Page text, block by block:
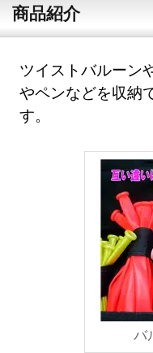
商品紹介
ツイストバルーン
やペンなどを収納
す。
バ